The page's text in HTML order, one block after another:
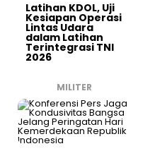
Latihan KDOL, Uji
Kesiapan Operasi
Lintas Udara
dalam Latihan
Terintegrasi TNI
2026
MILITER